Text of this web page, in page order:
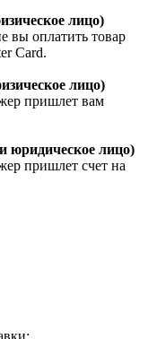
лицо)
вы оплатить товар
Card.
лицо)
пришлет вам
юридическое лицо)
пришлет счет на